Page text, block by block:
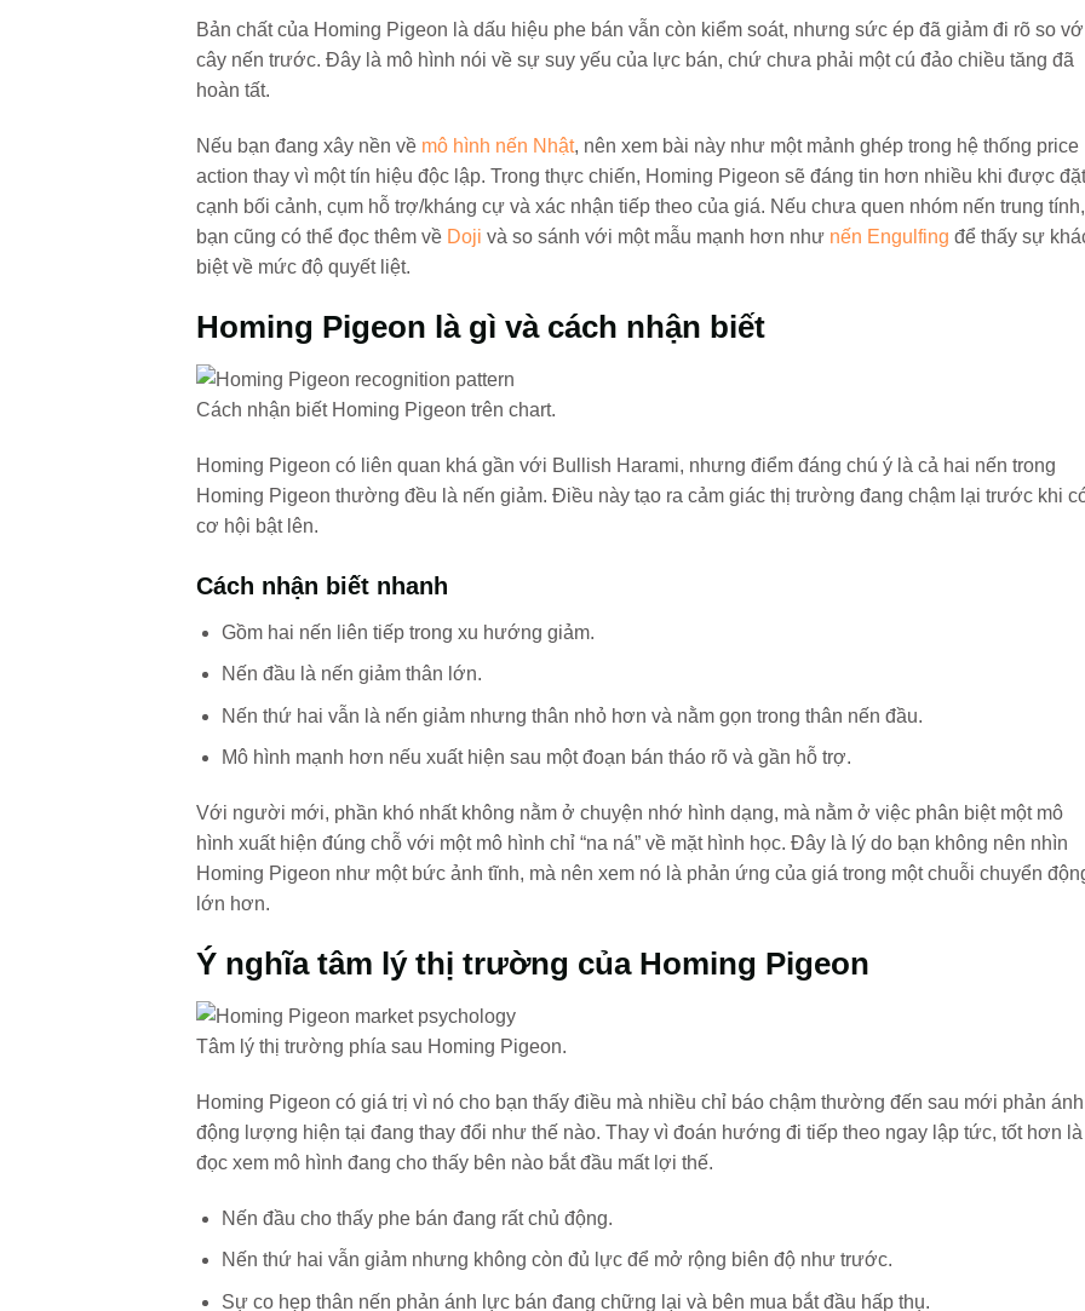
Bản chất của Homing Pigeon là dấu hiệu phe bán vẫn còn kiểm soát, nhưng sức ép đã giảm đi rõ so
cây nến trước. Đây là mô hình nói về sự suy yếu của lực bán, chứ chưa phải một cú đảo chiều tăng đã
hoàn tất.
Nếu bạn đang xây nền về mô hình nến Nhật, nên xem bài này như một mảnh ghép trong hệ thống price
action thay vì một tín hiệu độc lập. Trong thực chiến, Homing Pigeon sẽ đáng tin hơn nhiều khi được đặt
cạnh bối cảnh, cụm hỗ trợ/kháng cự và xác nhận tiếp theo của giá. Nếu chưa quen nhóm nến trung tính,
bạn cũng có thể đọc thêm về Doji và so sánh với một mẫu mạnh hơn như nến Engulfing để thấy sự
biệt về mức độ quyết liệt.
Homing Pigeon là gì và cách nhận biết
Cách nhận biết Homing Pigeon trên chart.
Homing Pigeon có liên quan khá gần với Bullish Harami, nhưng điểm đáng chú ý là cả hai nến trong
Homing Pigeon thường đều là nến giảm. Điều này tạo ra cảm giác thị trường đang chậm lại trước khi
cơ hội bật lên.
Cách nhận biết nhanh
Gồm hai nến liên tiếp trong xu hướng giảm.
Nến đầu là nến giảm thân lớn.
Nến thứ hai vẫn là nến giảm nhưng thân nhỏ hơn và nằm gọn trong thân nến đầu.
Mô hình mạnh hơn nếu xuất hiện sau một đoạn bán tháo rõ và gần hỗ trợ.
Với người mới, phần khó nhất không nằm ở chuyện nhớ hình dạng, mà nằm ở việc phân biệt một mô
hình xuất hiện đúng chỗ với một mô hình chỉ “na ná” về mặt hình học. Đây là lý do bạn không nên nhìn
Homing Pigeon như một bức ảnh tĩnh, mà nên xem nó là phản ứng của giá trong một chuỗi chuyển
lớn hơn.
Ý nghĩa tâm lý thị trường của Homing Pigeon
Tâm lý thị trường phía sau Homing Pigeon.
Homing Pigeon có giá trị vì nó cho bạn thấy điều mà nhiều chỉ báo chậm thường đến sau mới phản
động lượng hiện tại đang thay đổi như thế nào. Thay vì đoán hướng đi tiếp theo ngay lập tức, tốt hơn là
đọc xem mô hình đang cho thấy bên nào bắt đầu mất lợi thế.
Nến đầu cho thấy phe bán đang rất chủ động.
Nến thứ hai vẫn giảm nhưng không còn đủ lực để mở rộng biên độ như trước.
Sự co hẹp thân nến phản ánh lực bán đang chững lại và bên mua bắt đầu hấp thụ.